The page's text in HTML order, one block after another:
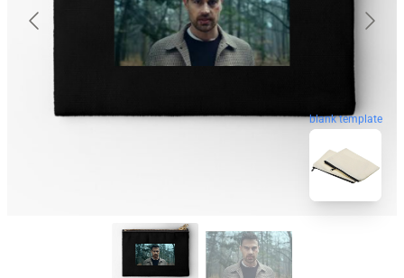
blank template